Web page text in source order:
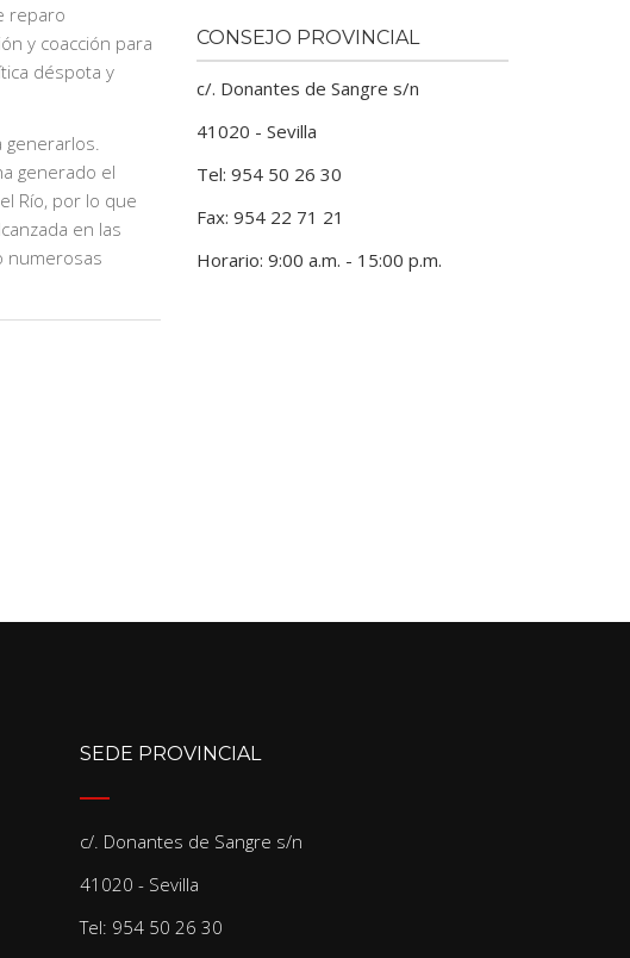
reparo
y coacción para
déspota y
generarlos.
generado el
Río, por lo que
en las
numerosas
CONSEJO PROVINCIAL
c/. Donantes de Sangre s/n
41020 - Sevilla
Tel: 954 50 26 30
Fax: 954 22 71 21
Horario: 9:00 a.m. - 15:00 p.m.
SEDE PROVINCIAL
c/. Donantes de Sangre s/n
41020 - Sevilla
Tel: 954 50 26 30